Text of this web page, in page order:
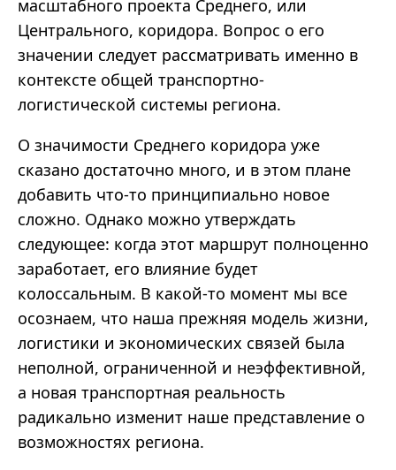
масштабного проекта Среднего, или
Центрального, коридора. Вопрос о его
значении следует рассматривать именно в
контексте общей транспортно-
логистической системы региона.
О значимости Среднего коридора уже
сказано достаточно много, и в этом плане
добавить что-то принципиально новое
сложно. Однако можно утверждать
следующее: когда этот маршрут полноценно
заработает, его влияние будет
колоссальным. В какой-то момент мы все
осознаем, что наша прежняя модель жизни,
логистики и экономических связей была
неполной, ограниченной и неэффективной,
а новая транспортная реальность
радикально изменит наше представление о
возможностях региона.